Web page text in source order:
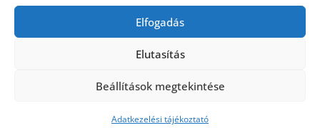
Elfogadás
Elutasítás
Beállítások megtekintése
Adatkezelési tájékoztató
Tüll anyag: elegancia és sokoldalúság a Szakatex
kínálatában
Theme